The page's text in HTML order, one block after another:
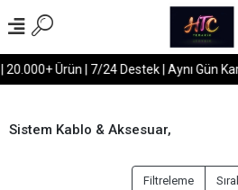
Ürün | 7/24 Destek | Aynı Gün
Sistem Kablo & Aksesuar,
Filtreleme